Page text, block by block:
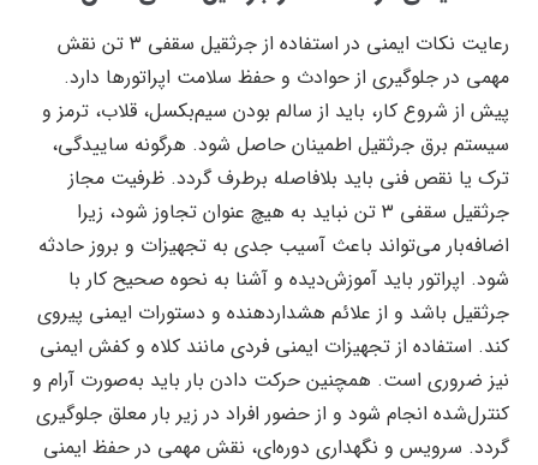
رعایت نکات ایمنی در استفاده از جرثقیل سقفی ۳ تن نقش
مهمی در جلوگیری از حوادث و حفظ سلامت اپراتورها دارد.
پیش از شروع کار، باید از سالم بودن سیم‌بکسل، قلاب، ترمز و
سیستم برق جرثقیل اطمینان حاصل شود. هرگونه ساییدگی،
ترک یا نقص فنی باید بلافاصله برطرف گردد. ظرفیت مجاز
جرثقیل سقفی ۳ تن نباید به هیچ عنوان تجاوز شود، زیرا
اضافه‌بار می‌تواند باعث آسیب جدی به تجهیزات و بروز حادثه
شود. اپراتور باید آموزش‌دیده و آشنا به نحوه صحیح کار با
جرثقیل باشد و از علائم هشداردهنده و دستورات ایمنی پیروی
کند. استفاده از تجهیزات ایمنی فردی مانند کلاه و کفش ایمنی
نیز ضروری است. همچنین حرکت دادن بار باید به‌صورت آرام و
کنترل‌شده انجام شود و از حضور افراد در زیر بار معلق جلوگیری
گردد. سرویس و نگهداری دوره‌ای، نقش مهمی در حفظ ایمنی